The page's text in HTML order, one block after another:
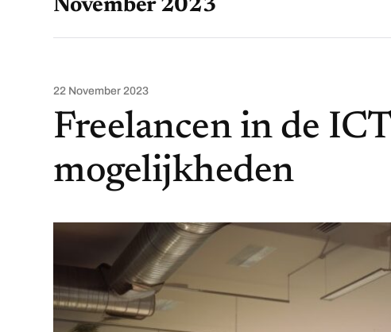
November 2023
22 November 2023
Freelancen in de
mogelijkheden